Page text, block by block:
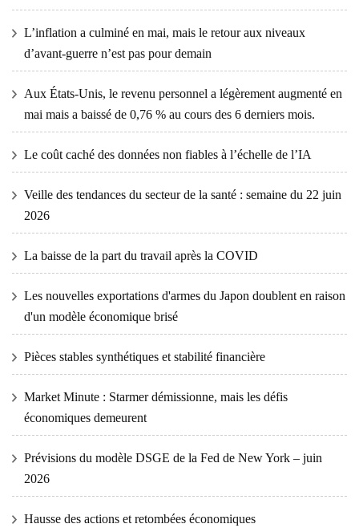
L’inflation a culminé en mai, mais le retour aux niveaux
d’avant-guerre n’est pas pour demain
Aux États-Unis, le revenu personnel a légèrement augmenté en
mai mais a baissé de 0,76 % au cours des 6 derniers mois.
Le coût caché des données non fiables à l’échelle de l’IA
Veille des tendances du secteur de la santé : semaine du 22 juin
2026
La baisse de la part du travail après la COVID
Les nouvelles exportations d'armes du Japon doublent en raison
d'un modèle économique brisé
Pièces stables synthétiques et stabilité financière
Market Minute : Starmer démissionne, mais les défis
économiques demeurent
Prévisions du modèle DSGE de la Fed de New York – juin
2026
Hausse des actions et retombées économiques